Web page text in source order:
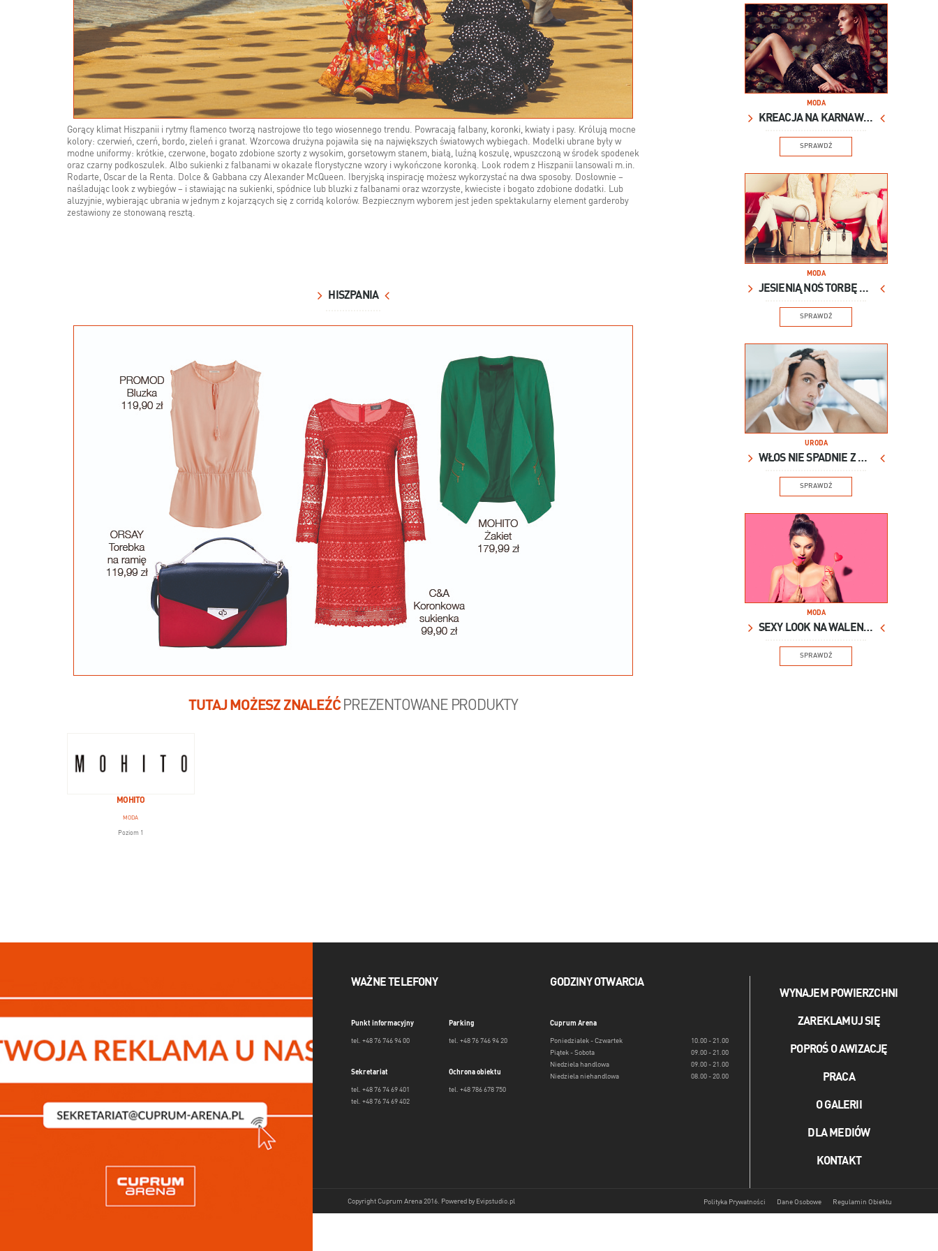
Gorący klimat Hiszpanii i rytmy flamenco tworzą nastrojowe tło tego wiosennego trendu. Powracają falbany, koronki, kwiaty i pasy. Królują mocne
kolory: czerwień, czerń, bordo, zieleń i granat. Wzorcowa drużyna pojawiła się na największych światowych wybiegach. Modelki ubrane były w
modne uniformy: krótkie, czerwone, bogato zdobione szorty z wysokim, gorsetowym stanem, białą, luźną koszulę, wpuszczoną w środek spodenek
oraz czarny podkoszulek. Albo sukienki z falbanami w okazałe florystyczne wzory i wykończone koronką. Look rodem z Hiszpanii lansowali m.in.
Rodarte, Oscar de la Renta. Dolce & Gabbana czy Alexander McQueen. Iberyjską inspirację możesz wykorzystać na dwa sposoby. Dosłownie –
naśladując look z wybiegów – i stawiając na sukienki, spódnice lub bluzki z falbanami oraz wzorzyste, kwieciste i bogato zdobione dodatki. Lub
aluzyjnie, wybierając ubrania w jednym z kojarzących się z corridą kolorów. Bezpiecznym wyborem jest jeden spektakularny element garderoby
zestawiony ze stonowaną resztą.
HISZPANIA
TUTAJ MOŻESZ ZNALEŹĆPREZENTOWANE PRODUKTY
MOHITO
MODA
Poziom 1
MODA
KREACJA NA KARNAWAŁ
SPRAWDŹ
MODA
JESIENIĄ NOŚ TORBĘ XXL
SPRAWDŹ
URODA
WŁOS NIE SPADNIE Z GŁOWY
SPRAWDŹ
MODA
SEXY LOOK NA WALENTYNKI
SPRAWDŹ
WAŻNE TELEFONY
Punkt informacyjny
tel. +48 76 746 94 00
Parking
tel. +48 76 746 94 20
Sekretariat
tel. +48 76 74 69 401
tel. +48 76 74 69 402
Ochrona obiektu
tel. +48 786 678 750
GODZINY OTWARCIA
Cuprum Arena
Poniedziałek - Czwartek
10.00 - 21.00
Piątek - Sobota
09.00 - 21.00
Niedziela handlowa
09.00 - 21.00
Niedziela niehandlowa
08.00 - 20.00
WYNAJEM POWIERZCHNI
ZAREKLAMUJ SIĘ
POPROŚ O AWIZACJĘ
PRACA
O GALERII
DLA MEDIÓW
KONTAKT
Copyright Cuprum Arena 2016. Powered by Evipstudio.pl Polityka Prywatności Dane Osobowe Regulamin Obiektu